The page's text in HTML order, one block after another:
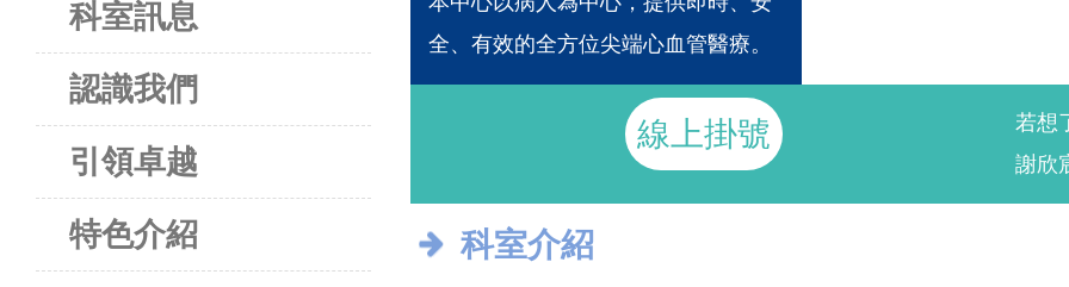
科室訊息
認識我們
引領卓越
特色介紹
全、有效的全方位尖端心血管醫療。
線上掛號
若想
謝欣
科室介紹